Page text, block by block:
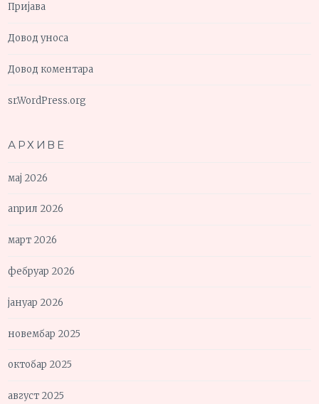
Пријава
Довод уноса
Довод коментара
sr.WordPress.org
АРХИВЕ
мај 2026
април 2026
март 2026
фебруар 2026
јануар 2026
новембар 2025
октобар 2025
август 2025